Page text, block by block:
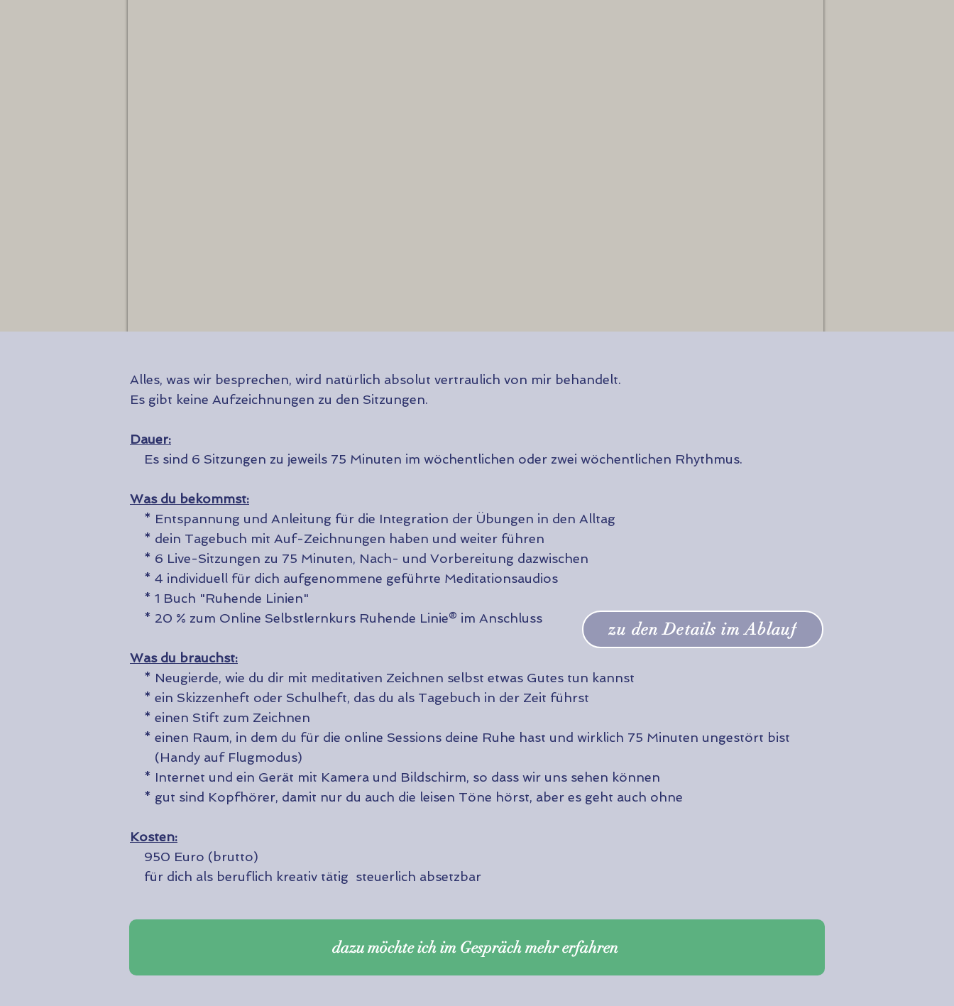
​​​​​​​​​Alles, was wir besprechen, wird natürlich absolut vertraulich von mir behandelt.
Es gibt keine Aufzeichnungen zu den Sitzungen.
Dauer:
Es sind 6 Sitzungen zu jeweils 75 Minuten im wöchentlichen oder zwei wöchentlichen Rhythmus.
Was du bekommst:
* Entspannung und Anleitung für die Integration der Übungen in den Alltag
* dein Tagebuch mit Auf-Zeichnungen haben und weiter führen
* 6 Live-Sitzungen zu 75 Minuten, Nach- und Vorbereitung dazwischen
* 4 individuell für dich aufgenommene geführte Meditationsaudios
* 1 Buch "Ruhende Linien"
* 20 % zum Online Selbstlernkurs Ruhende Linie® im Anschluss
Was du brauchst:
* Neugierde, wie du dir mit meditativen Zeichnen selbst etwas Gutes tun kannst
* ein Skizzenheft oder Schulheft, das du als Tagebuch in der Zeit führst
* einen Stift zum Zeichnen
* einen Raum, in dem du für die online Sessions deine Ruhe hast und wirklich 75 Minuten ungestört bist
(Handy auf Flugmodus)
* Internet und ein Gerät mit Kamera und Bildschirm, so dass wir uns sehen können
* gut sind Kopfhörer, damit nur du auch die leisen Töne hörst, aber es geht auch ohne
Kosten:
950 Euro (brutto)
für dich als beruflich kreativ tätig steuerlich absetzbar
dazu möchte ich im Gespräch mehr erfahren
zu den Details im Ablauf